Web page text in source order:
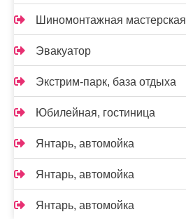
Шиномонтажная мастерская
Эвакуатор
Экстрим-парк, база отдыха
Юбилейная, гостиница
Янтарь, автомойка
Янтарь, автомойка
Янтарь, автомойка